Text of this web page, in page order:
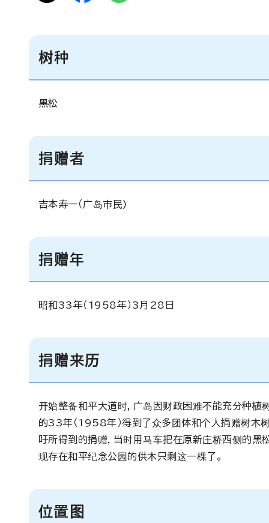
树种
黑松
捐赠者
吉本寿一（广岛市民)
捐赠年
昭和33年（1958年）3月28日
捐赠来历
开始整备和平大道时，广岛因财政困难不能充分种植
的33年（1958年）得到了众多团体和个人捐赠树木
吁所得到的捐赠，当时用马车把在原新庄桥西侧的黑
现存在和平纪念公园的供木只剩这一棵了。
位置图